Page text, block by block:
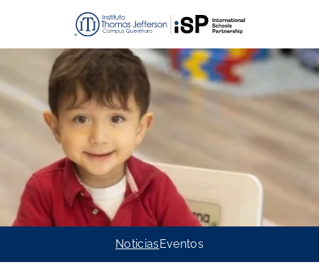
NoticiasEventos